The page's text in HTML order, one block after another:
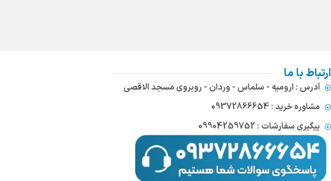
ارتباط با ما
آدرس : ارومیه - سلماس - وردان - روبروی مسجد الاقصی
مشاوره خرید : 09372866654
پیگیری سفارشات : 09904259752